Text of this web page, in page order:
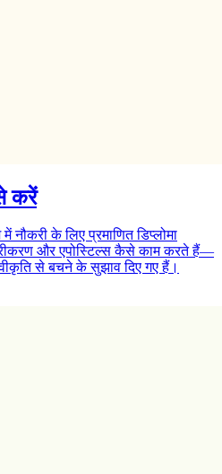
करें
नौकरी के लिए प्रमाणित डिप्लोमा
और एपोस्टिल्स कैसे काम करते हैं—
से बचने के सुझाव दिए गए हैं।